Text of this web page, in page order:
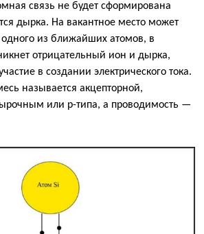
связь не будет сформирована
дырка. На вакантное место может
одного из ближайших атомов, в
отрицательный ион и дырка,
в создании электрического тока.
называется акцепторной,
или р-типа, а проводимость —